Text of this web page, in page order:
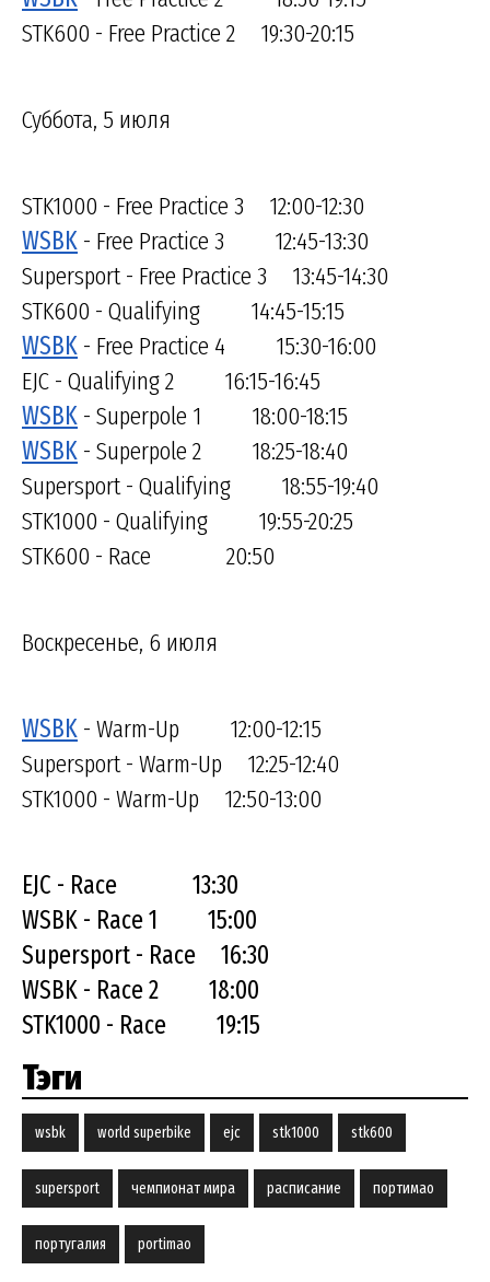
STK600 - Free Practice 2 19:30-20:15
Суббота, 5 июля
STK1000 - Free Practice 3 12:00-12:30
WSBK - Free Practice 3 12:45-13:30
Supersport - Free Practice 3 13:45-14:30
STK600 - Qualifying 14:45-15:15
WSBK - Free Practice 4 15:30-16:00
EJC - Qualifying 2 16:15-16:45
WSBK - Superpole 1 18:00-18:15
WSBK - Superpole 2 18:25-18:40
Supersport - Qualifying 18:55-19:40
STK1000 - Qualifying 19:55-20:25
STK600 - Race 20:50
Воскресенье, 6 июля
WSBK - Warm-Up 12:00-12:15
Supersport - Warm-Up 12:25-12:40
STK1000 - Warm-Up 12:50-13:00
EJC - Race 13:30
WSBK - Race 1 15:00
Supersport - Race 16:30
WSBK - Race 2 18:00
STK1000 - Race 19:15
Тэги
wsbk world superbike ejc stk1000 stk600
supersport чемпионат мира расписание портимао
португалия portimao